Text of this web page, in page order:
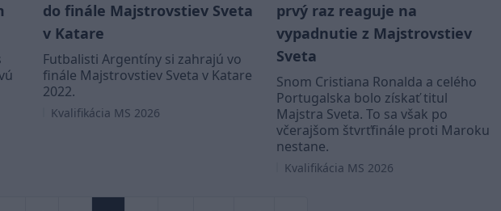
do finále Majstrovstiev Sveta
v Katare
Futbalisti Argentíny si zahrajú vo
finále Majstrovstiev Sveta v Katare
2022.
Kvalifikácia MS 2026
prvý raz reaguje na
vypadnutie z Majstrovstiev
Sveta
Snom Cristiana Ronalda a celého
Portugalska bolo získať titul
Majstra Sveta. To sa však po
včerajšom štvrťfinále proti Maroku
nestane.
Kvalifikácia MS 2026